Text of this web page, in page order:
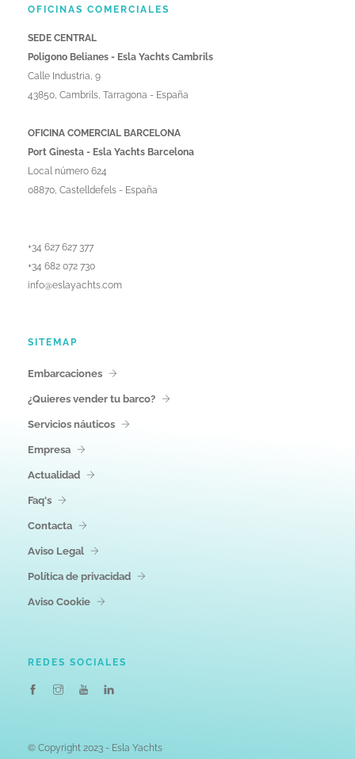
OFICINAS COMERCIALES
SEDE CENTRAL
Poligono Belianes - Esla Yachts Cambrils
Calle Industria, 9
43850, Cambrils, Tarragona - España
OFICINA COMERCIAL BARCELONA
Port Ginesta - Esla Yachts Barcelona
Local número 624
08870, Castelldefels - España
+34 627 627 377
+34 682 072 730
info@eslayachts.com
SITEMAP
Embarcaciones
¿Quieres vender tu barco?
Servicios náuticos
Empresa
Actualidad
Faq's
Contacta
Aviso Legal
Política de privacidad
Aviso Cookie
REDES SOCIALES
© Copyright 2023 - Esla Yachts